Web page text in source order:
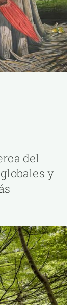
del
y